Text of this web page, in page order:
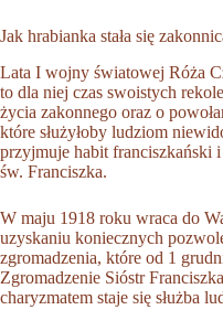
Jak hrabianka stała się
Lata I wojny światowej Róża
to dla niej czas swoistych
życia zakonnego oraz o
które służyłoby ludziom
przyjmuje habit franciszkański
św. Franciszka.
W maju 1918 roku wraca do
uzyskaniu koniecznych
zgromadzenia, które od 1
Zgromadzenie Sióstr
charyzmatem staje się służba